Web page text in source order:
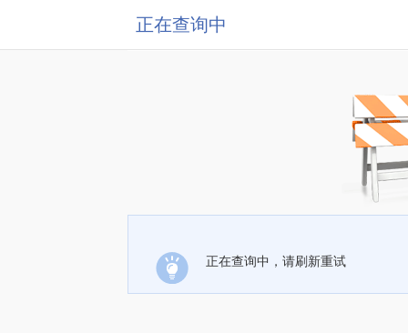
正在查询中
正在查询中，请刷新重试